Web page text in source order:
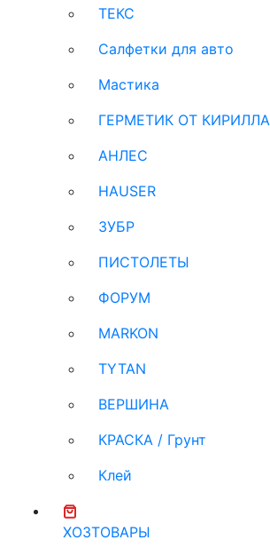
ТЕКС
Салфетки для авто
Мастика
ГЕРМЕТИК ОТ КИРИЛЛА
АНЛЕС
HAUSER
ЗУБР
ПИСТОЛЕТЫ
ФОРУМ
MARKON
TYTAN
ВЕРШИНА
КРАСКА / Грунт
Клей
ХОЗТОВАРЫ